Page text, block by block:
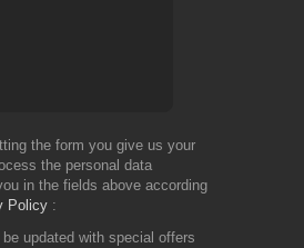
the form you give us your
the personal data
in the fields above according
Policy
be updated with special offers